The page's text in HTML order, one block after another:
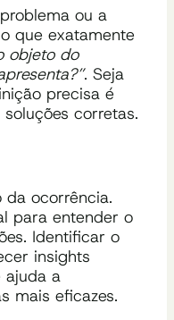
ou a
que exatamente
objeto do
. Seja
precisa é
corretas.
ocorrência.
para entender o
Identificar o
insights
ajuda a
mais eficazes.